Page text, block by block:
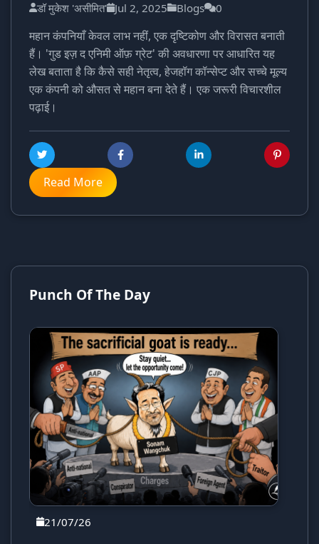
डॉ मुकेश 'असीमित' Jul 2, 2025 Blogs 0
महान कंपनियाँ केवल लाभ नहीं, एक दृष्टिकोण और विरासत बनाती
हैं। 'गुड इज़ द एनिमी ऑफ़ ग्रेट' की अवधारणा पर आधारित यह
लेख बताता है कि कैसे सही नेतृत्व, हेजहॉग कॉन्सेप्ट और सच्चे मूल्य
एक कंपनी को औसत से महान बना देते हैं। एक जरूरी विचारशील
पढ़ाई।
Read More
Punch Of The Day
21/07/26